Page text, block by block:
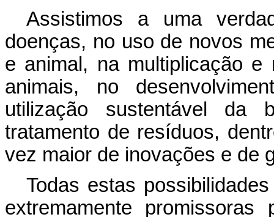
Assistimos a uma
doenças, no uso de novos
e animal, na multiplicação
animais, no
utilização sustentável da
tratamento de resíduos,
vez maior de inovações e de
Todas estas
extremamente